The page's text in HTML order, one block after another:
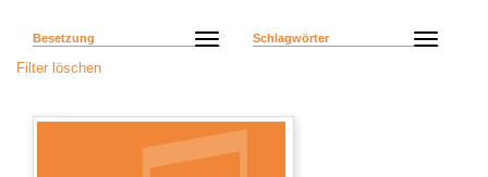
Besetzung Schlagwörter
Filter löschen